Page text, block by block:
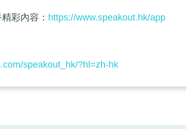
彩內容： https://www.speakout.hk/app
speakout_hk/?hl=zh-hk